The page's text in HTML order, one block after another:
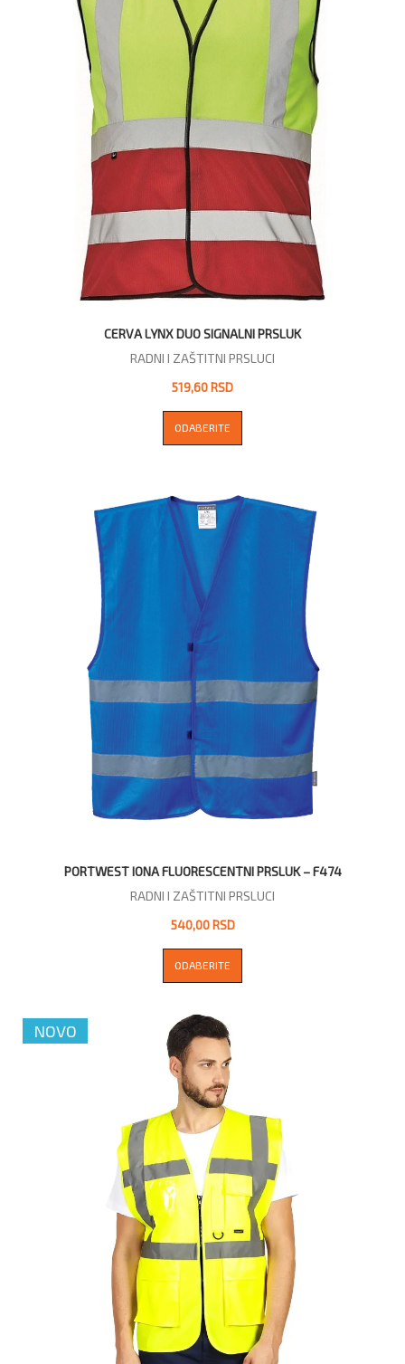
CERVA LYNX DUO SIGNALNI PRSLUK
RADNI I ZAŠTITNI PRSLUCI
519,60 RSD
ODABERITE
PORTWEST IONA FLUORESCENTNI PRSLUK – F474
RADNI I ZAŠTITNI PRSLUCI
540,00 RSD
ODABERITE
NOVO